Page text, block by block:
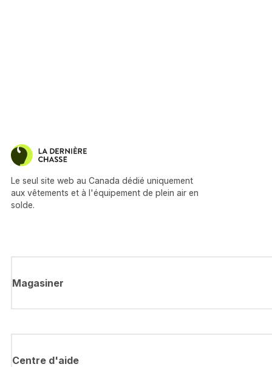
Le seul site web au Canada dédié uniquement
aux vêtements et à l'équipement de plein air en
solde.
Magasiner
Centre d'aide